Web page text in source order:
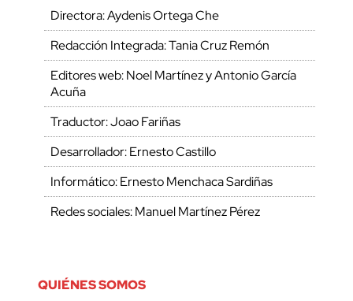
Directora: Aydenis Ortega Che
Redacción Integrada: Tania Cruz Remón
Editores web: Noel Martínez y Antonio García
Acuña
Traductor: Joao Fariñas
Desarrollador: Ernesto Castillo
Informático: Ernesto Menchaca Sardiñas
Redes sociales: Manuel Martínez Pérez
QUIÉNES SOMOS